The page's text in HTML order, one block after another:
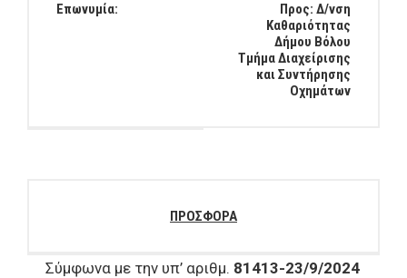
Επωνυμία:
Προς: Δ/νση
Καθαριότητας
Δήμου Βόλου
Τμήμα Διαχείρισης
και Συντήρησης
Οχημάτων
ΠΡΟΣΦΟΡΑ
Σύμφωνα με την υπ’ αριθμ. 81413-23/9/2024